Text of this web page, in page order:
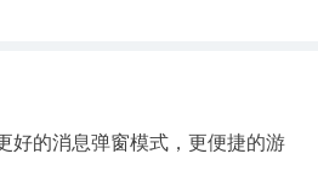
好的消息弹窗模式，更便捷的游